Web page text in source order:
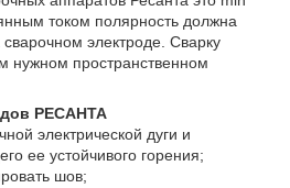
током полярность должна
электроде. Сварку
нужном пространственном
РЕСАНТА
электрической дуги и
ее устойчивого горения;
шов;